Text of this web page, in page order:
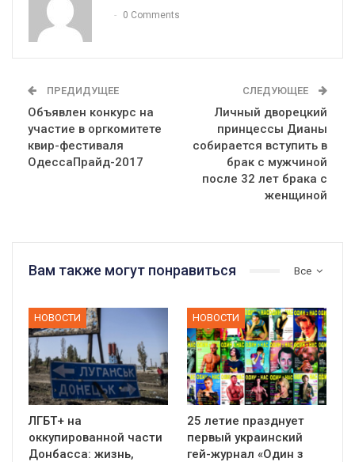
0 Comments
ПРЕДИДУЩЕЕ
Объявлен конкурс на
участие в оргкомитете
квир-фестиваля
ОдессаПрайд-2017
СЛЕДУЮЩЕЕ
Личный дворецкий
принцессы Дианы
собирается вступить в
брак с мужчиной
после 32 лет брака с
женщиной
Все
Вам также могут понравиться
НОВОСТИ
ЛГБТ+ на
оккупированной части
Донбасса: жизнь,
НОВОСТИ
25 летие празднует
первый украинский
гей-журнал «Один з